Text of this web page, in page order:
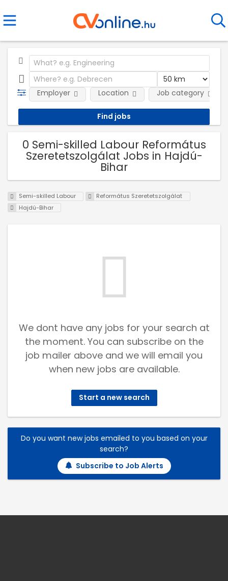
Employer Location Job category
0 Semi-skilled Labour Református
Szeretetszolgálat Jobs in Hajdú-
Bihar
Semi-skilled Labour
Református Szeretetszolgálat
Hajdú-Bihar
We dont have any jobs for your search at
the moment. You can subscribe on the
job mailer above and we will email you
when new jobs are available.
Start a new search
Do you want new jobs emailed to you based on your
search?
Subscribe to Job Alerts